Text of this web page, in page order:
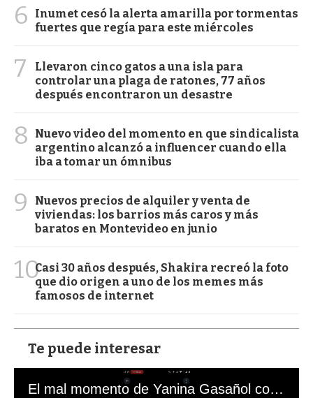
6
Inumet cesó la alerta amarilla por tormentas
fuertes que regía para este miércoles
7
Llevaron cinco gatos a una isla para
controlar una plaga de ratones, 77 años
después encontraron un desastre
8
Nuevo video del momento en que sindicalista
argentino alcanzó a influencer cuando ella
iba a tomar un ómnibus
9
Nuevos precios de alquiler y venta de
viviendas: los barrios más caros y más
baratos en Montevideo en junio
10Casi 30 años después, Shakira recreó la foto
que dio origen a uno de los memes más
famosos de internet
Te puede interesar
El mal momento de Yanina Gasañol con un hincha argentino en "Subrayado"